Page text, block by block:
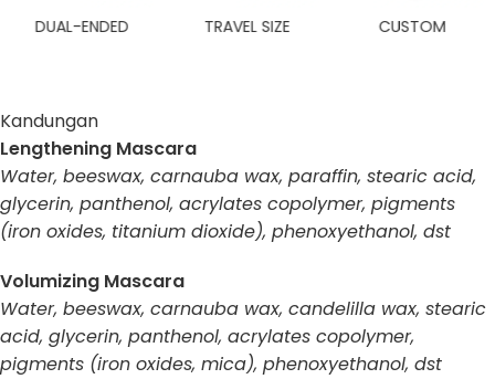
DUAL-ENDED TRAVEL SIZE CUSTOM
Kandungan
Lengthening Mascara
Water, beeswax, carnauba wax, paraffin, stearic acid,
glycerin, panthenol, acrylates copolymer, pigments
(iron oxides, titanium dioxide), phenoxyethanol, dst
Volumizing Mascara
Water, beeswax, carnauba wax, candelilla wax, stearic
acid, glycerin, panthenol, acrylates copolymer,
pigments (iron oxides, mica), phenoxyethanol, dst